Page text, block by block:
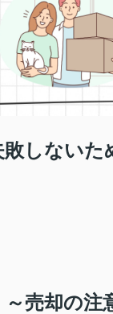
しないた
売却の注